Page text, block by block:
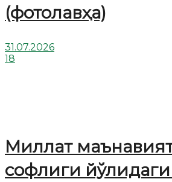
(фотолавҳа)
31.07.2026
18
Миллат
софлиги